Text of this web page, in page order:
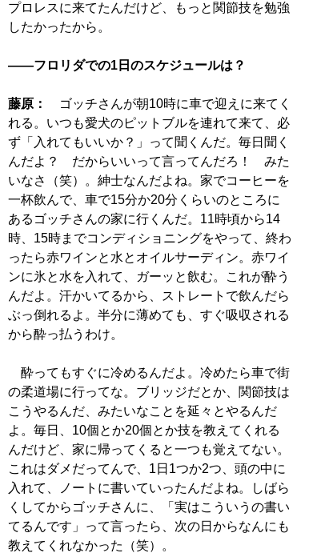
プロレスに来てたんだけど、もっと関節技を勉強
したかったから。
――フロリダでの1日のスケジュールは？
藤原：
ゴッチさんが朝10時に車で迎えに来てく
れる。いつも愛犬のピットブルを連れて来て、必
ず「入れてもいいか？」って聞くんだ。毎日聞く
んだよ？ だからいいって言ってんだろ！ みた
いなさ（笑）。紳士なんだよね。家でコーヒーを
一杯飲んで、車で15分か20分くらいのところに
あるゴッチさんの家に行くんだ。11時頃から14
時、15時までコンディショニングをやって、終わ
ったら赤ワインと水とオイルサーディン。赤ワイ
ンに氷と水を入れて、ガーッと飲む。これが酔う
んだよ。汗かいてるから、ストレートで飲んだら
ぶっ倒れるよ。半分に薄めても、すぐ吸収される
から酔っ払うわけ。
酔ってもすぐに冷めるんだよ。冷めたら車で街
の柔道場に行ってな。ブリッジだとか、関節技は
こうやるんだ、みたいなことを延々とやるんだ
よ。毎日、10個とか20個とか技を教えてくれる
んだけど、家に帰ってくると一つも覚えてない。
これはダメだってんで、1日1つか2つ、頭の中に
入れて、ノートに書いていったんだよね。しばら
くしてからゴッチさんに、「実はこういうの書い
てるんです」って言ったら、次の日からなんにも
教えてくれなかった（笑）。